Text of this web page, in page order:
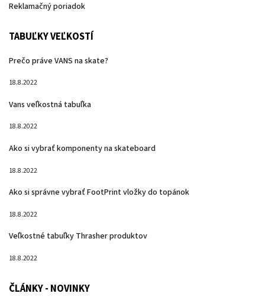
Reklamačný poriadok
TABUĽKY VEĽKOSTÍ
Prečo práve VANS na skate?
18.8.2022
Vans veľkostná tabuľka
18.8.2022
Ako si vybrať komponenty na skateboard
18.8.2022
Ako si správne vybrať FootPrint vložky do topánok
18.8.2022
Veľkostné tabuľky Thrasher produktov
18.8.2022
ČLÁNKY - NOVINKY